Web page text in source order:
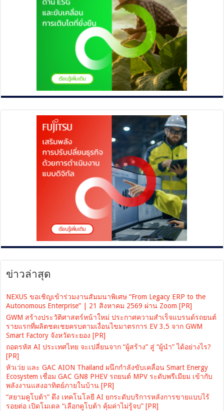
ข่าวล่าสุด
NEXUS ขอเชิญเข้าร่วมงานสัมมนาพิเศษ “From Legacy ERP to the
Autonomous Enterprise” | 21 สิงหาคม 2569 ผ่าน Zoom [PR]
GWM สร้างประวัติศาสตร์หน้าใหม่ ประกาศความสำเร็จแบรนด์รถยนต์
รายแรกที่ผลิตชดเชยครบตามเงื่อนไขมาตรการ EV 3.5 จาก GWM
Smart Factory จังหวัดระยอง [PR]
ถอดรหัส AI ประเทศไทย จะเปลี่ยนจาก “ผู้สร้าง” สู่ “ผู้นำ” ได้อย่างไร?
[PR]
หัวเว่ย และ GAC AION Thailand ผนึกกำลังขับเคลื่อน Smart Energy
Ecosystem เชื่อม GAC GN8 PHEV รถยนต์ MPV ระดับพรีเมียม เข้ากับ
พลังงานแสงอาทิตย์ภายในบ้าน [PR]
“สยามคูโบต้า” ดึง เทคโนโลยี AI ยกระดับบริการหลังการขายแบบไร้
รอยต่อ เปิดโมเดล “เลือกคูโบต้า คุ้มค่าไม่รู้จบ” [PR]